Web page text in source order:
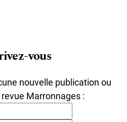
vous
nouvelle publication ou
Marronnages :